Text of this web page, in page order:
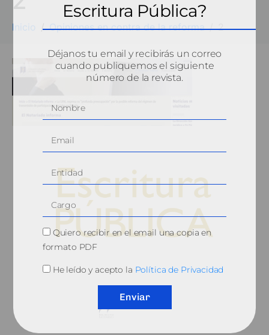
Inicio Opiniones en contra de la reforma 2
Escritura Pública?
Déjanos tu email y recibirás un correo
cuando publiquemos el siguiente
número de la revista.
Quiero recibir en el email una copia en
formato PDF
He leído y acepto la Política de Privacidad
Enviar